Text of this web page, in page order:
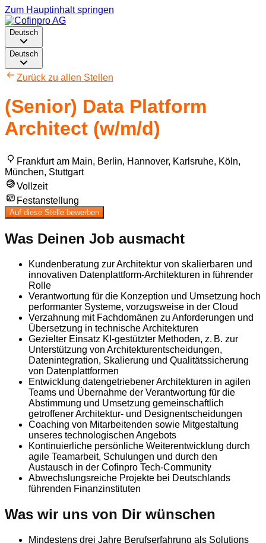
Zum Hauptinhalt springen
Deutsch
Deutsch
Zurück zu allen Stellen
(Senior) Data Platform
Architect (w/m/d)
Frankfurt am Main, Berlin, Hannover, Karlsruhe, Köln,
München, Stuttgart
Vollzeit
Festanstellung
Auf diese Stelle bewerben
Was Deinen Job ausmacht
Kundenberatung zur Architektur von skalierbaren und
innovativen Datenplattform-Architekturen in führender
Rolle
Verantwortung für die Konzeption und Umsetzung hoch
performanter Systeme, vorzugsweise in der Cloud
Verzahnung mit Fachdomänen zu Anforderungen und
Übersetzung in technische Architekturen
Gezielter Einsatz KI-gestützter Methoden, z. B. zur
Unterstützung von Architekturentscheidungen,
Datenintegration, Skalierung und Qualitätssicherung
von Datenplattformen
Entwicklung datengetriebener Architekturen in agilen
Teams und Übernahme der Verantwortung für die
Abstimmung und Umsetzung gemeinschaftlich
getroffener Architektur- und Designentscheidungen
Coaching von Mitarbeitenden sowie Mitgestaltung
unseres technologischen Angebots
Kontinuierliche persönliche Weiterentwicklung durch
agile Teamarbeit, Schulungen und durch den
Austausch in der Cofinpro Tech-Community
Abwechslungsreiche Projekte bei Deutschlands
führenden Finanzinstituten
Was wir uns von Dir wünschen
Mindestens drei Jahre Berufserfahrung als Solutions